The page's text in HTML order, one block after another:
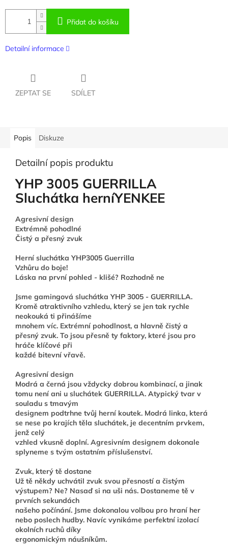
Přidat do košíku
Detailní informace
ZEPTAT SE SDÍLET
Popis Diskuze
Detailní popis produktu
YHP 3005 GUERRILLA
Sluchátka herníYENKEE
Agresivní design
Extrémně pohodlné
Čistý a přesný zvuk
Herní sluchátka YHP3005 Guerrilla
Vzhůru do boje!
Láska na první pohled - klišé? Rozhodně ne
Jsme gamingová sluchátka YHP 3005 - GUERRILLA.
Kromě atraktivního vzhledu, který se jen tak rychle
neokouká ti přinášíme
mnohem víc. Extrémní pohodlnost, a hlavně čistý a
přesný zvuk. To jsou přesně ty faktory, které jsou pro
hráče klíčové při
každé bitevní vřavě.
Agresivní design
Modrá a černá jsou vždycky dobrou kombinací, a jinak
tomu není ani u sluchátek GUERRILLA. Atypický tvar v
souladu s tmavým
designem podtrhne tvůj herní koutek. Modrá linka, která
se nese po krajích těla sluchátek, je decentním prvkem,
jenž celý
vzhled vkusně doplní. Agresivním designem dokonale
splyneme s tvým ostatním příslušenství.
Zvuk, který tě dostane
Už tě někdy uchvátil zvuk svou přesností a čistým
výstupem? Ne? Nasaď si na uši nás. Dostaneme tě v
prvních sekundách
našeho počínání. Jsme dokonalou volbou pro hraní her
nebo poslech hudby. Navíc vynikáme perfektní izolací
okolních ruchů díky
ergonomickým náušníkům.